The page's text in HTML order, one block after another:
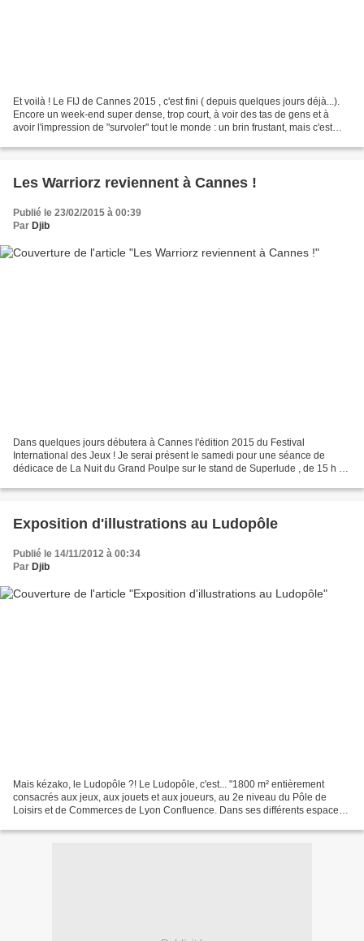
Et voilà ! Le FIJ de Cannes 2015 , c'est fini ( depuis quelques jours déjà...).
Encore un week-end super dense, trop court, à voir des tas de gens et à
avoir l'impression de "survoler" tout le monde : un brin frustant, mais c'est
Les Warriorz reviennent à Cannes !
Publié le 23/02/2015 à 00:39
Par Djib
Dans quelques jours débutera à Cannes l'édition 2015 du Festival
International des Jeux ! Je serai présent le samedi pour une séance de
dédicace de La Nuit du Grand Poulpe sur le stand de Superlude , de 15 h 00
Exposition d'illustrations au Ludopôle
Publié le 14/11/2012 à 00:34
Par Djib
Mais kézako, le Ludopôle ?! Le Ludopôle, c'est... "1800 m² entièrement
consacrés aux jeux, aux jouets et aux joueurs, au 2e niveau du Pôle de
Loisirs et de Commerces de Lyon Confluence. Dans ses différents espaces,